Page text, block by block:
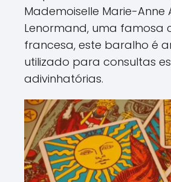
Mademoiselle Marie-Anne
Lenormand, uma famosa
francesa, este baralho é
utilizado para consultas
adivinhatórias.